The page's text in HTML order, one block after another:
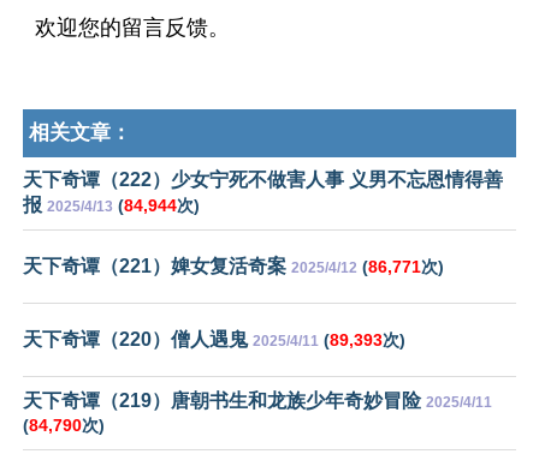
欢迎您的留言反馈。
相关文章：
天下奇谭（222）少女宁死不做害人事 义男不忘恩情得善
报 2025/4/13 (84,944次)
天下奇谭（221）婢女复活奇案 2025/4/12 (86,771次)
天下奇谭（220）僧人遇鬼 2025/4/11 (89,393次)
天下奇谭（219）唐朝书生和龙族少年奇妙冒险 2025/4/11
(84,790次)